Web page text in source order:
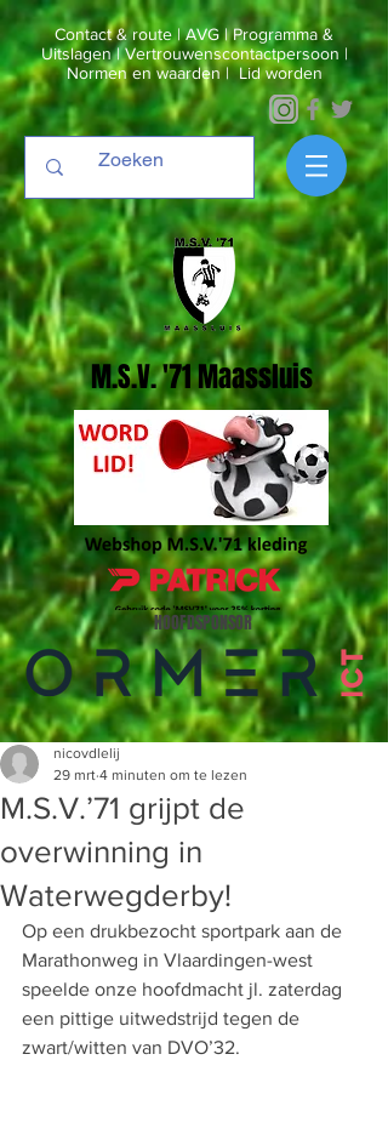
Contact & route |AVG|Programma &
Uitslagen|Vertrouwenscontactpersoon |
Normen en waarden|Lid worden
M.S.V. '71 Maassluis
HOOFDSPONSOR
M.S.V.’71 grijpt de
overwinning in
Waterwegderby!
nicovdlelij
29 mrt 4 minuten om te lezen
Op een drukbezocht sportpark aan de
Marathonweg in Vlaardingen-west
speelde onze hoofdmacht jl. zaterdag
een pittige uitwedstrijd tegen de
zwart/witten van DVO’32.